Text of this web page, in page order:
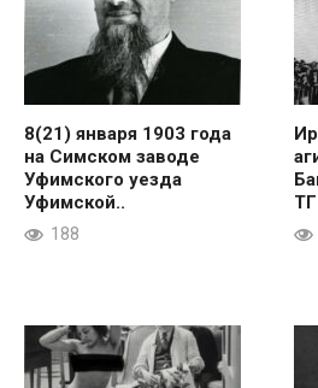
8(21) января 1903 года
на Симском заводе
Уфимского уезда
Уфимской..
188